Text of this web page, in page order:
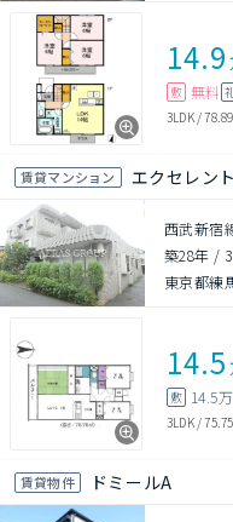
14.9
敷 無料
3LDK/
賃貸マンション エクセレン
西武新宿
築28年 /
東京都練
14.5
敷 14.5
3LDK/
賃貸物件 ドミールA